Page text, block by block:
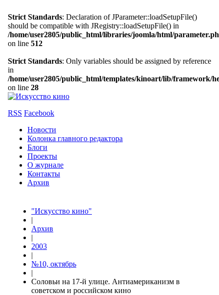
Strict Standards: Declaration of JParameter::loadSetupFile()
should be compatible with JRegistry::loadSetupFile() in
/home/user2805/public_html/libraries/joomla/html/
on line 512
Strict Standards: Only variables should be assigned by reference
in
/home/user2805/public_html/templates/kinoart/lib/framework/
on line 28
RSS Facebook
Новости
Колонка главного редактора
Блоги
Проекты
О журнале
Контакты
Архив
"Искусство кино"
|
Архив
|
2003
|
№10, октябрь
|
Соловьи на 17-й улице. Антиамериканизм в
советском и российском кино